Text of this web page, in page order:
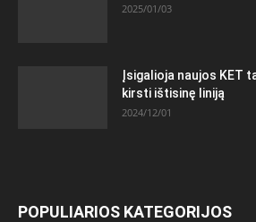
2025/01/03
Įsigalioja naujos KET
kirsti ištisinę liniją
2024/12/01
POPULIARIOS KATEGORIJOS